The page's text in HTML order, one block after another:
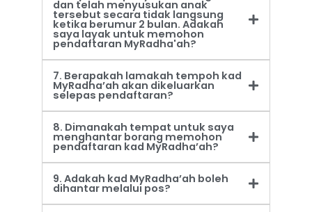
dan telah menyusukan anak
tersebut secara tidak langsung
ketika berumur 2 bulan. Adakah
saya layak untuk memohon
pendaftaran MyRadha'ah?
7. Berapakah lamakah tempoh kad
MyRadha’ah akan dikeluarkan
selepas pendaftaran?
8. Dimanakah tempat untuk saya
menghantar borang memohon
pendaftaran kad MyRadha’ah?
9. Adakah kad MyRadha’ah boleh
dihantar melalui pos?